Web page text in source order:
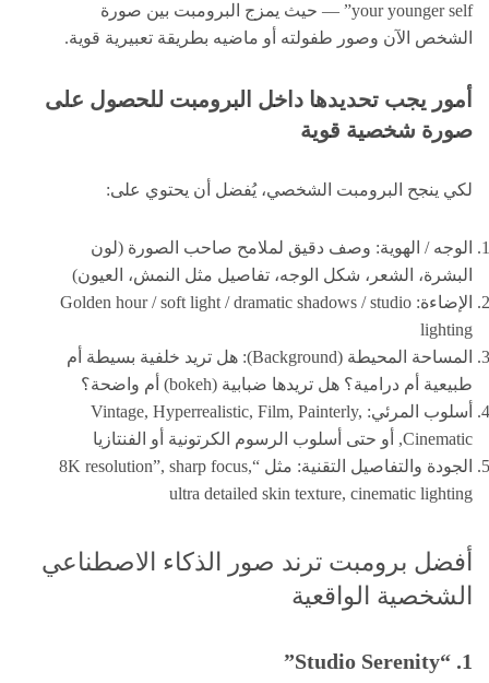
your younger self” — حيث يمزج البرومبت بين صورة
الشخص الآن وصور طفولته أو ماضيه بطريقة تعبيرية قوية.
أمور يجب تحديدها داخل البرومبت للحصول على
صورة شخصية قوية
لكي ينجح البرومبت الشخصي، يُفضل أن يحتوي على:
الوجه / الهوية: وصف دقيق لملامح صاحب الصورة (لون
البشرة، الشعر، شكل الوجه، تفاصيل مثل النمش، العيون)
الإضاءة: Golden hour / soft light / dramatic shadows / studio
lighting
المساحة المحيطة (Background): هل تريد خلفية بسيطة أم
طبيعية أم درامية؟ هل تريدها ضبابية (bokeh) أم واضحة؟
أسلوب المرئي: Vintage, Hyperrealistic, Film, Painterly,
Cinematic, أو حتى أسلوب الرسوم الكرتونية أو الفنتازيا
الجودة والتفاصيل التقنية: مثل “8K resolution”, sharp focus,
ultra detailed skin texture, cinematic lighting
أفضل برومبت ترند صور الذكاء الاصطناعي
الشخصية الواقعية
1. “Studio Serenity”